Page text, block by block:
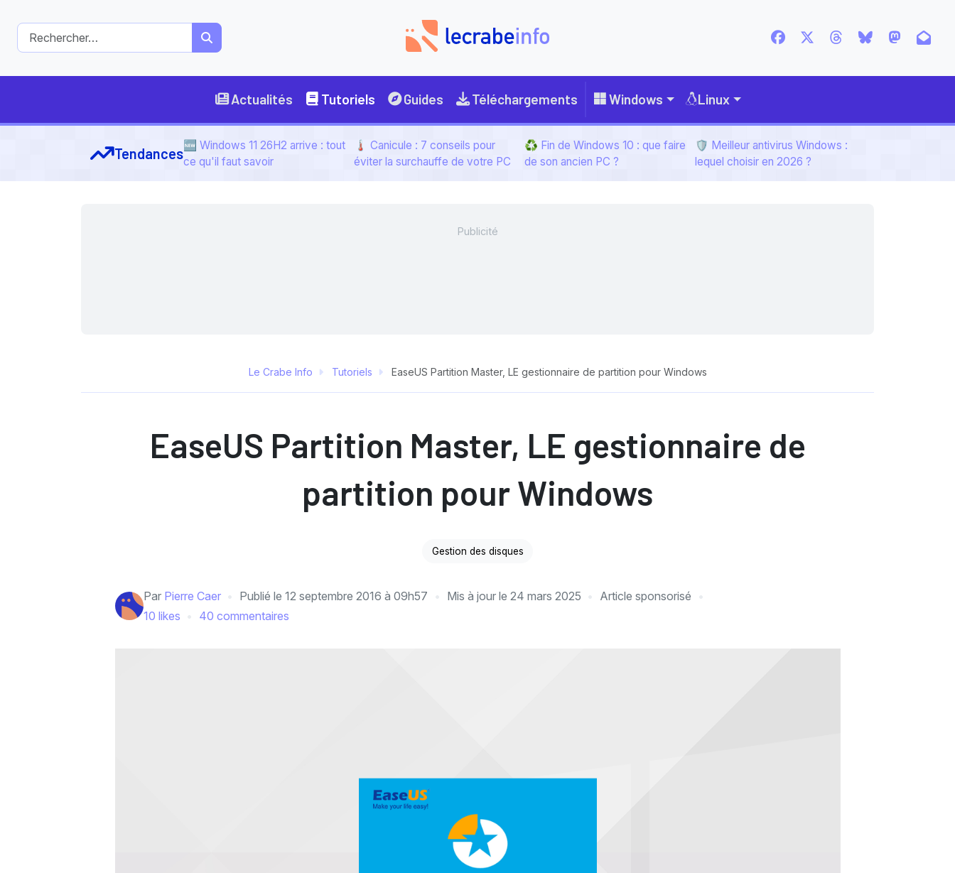
Actualités Tutoriels Guides Téléchargements Windows Linux
Tendances🆕 Windows 11 26H2 arrive : tout
ce qu'il faut savoir
🌡️ Canicule : 7 conseils pour
éviter la surchauffe de votre PC
♻️ Fin de Windows 10 : que faire
de son ancien PC ?
🛡️ Meilleur antivirus Windows :
lequel choisir en 2026 ?
Le Crabe Info Tutoriels EaseUS Partition Master, LE gestionnaire de partition pour Windows
EaseUS Partition Master, LE gestionnaire de
partition pour Windows
Gestion des disques
Par Pierre Caer Publié le12 septembre 2016 à 09h57 Mis à jour le 24 mars 2025
Article sponsorisé
10 likes
40 commentaires